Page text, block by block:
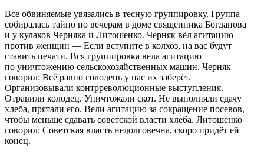
Все обвиняемые увязались в тесную группировку. Группа
собиралась тайно по вечерам в доме священника Богданова
и у кулаков Черняка и Литошенко. Черняк вёл агитацию
против женщин — Если вступите в колхоз, на вас будут
ставить печати. Вся группировка вела агитацию
по уничтожению сельскохозяйственных машин. Черняк
говорил: Всё равно голодень у нас их заберёт.
Организовывали контрреволюционные выступления.
Отравили колодец. Уничтожали скот. Не выполняли сдачу
хлеба, прятали его. Вели агитацию за сокращение посевов,
чтобы меньше сдавать советской власти хлеба. Литошенко
говорил: Советская власть недолговечна, скоро придёт ей
конец.